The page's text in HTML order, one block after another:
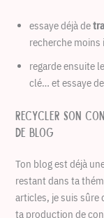
essaye déjà de
recherche
regarde ensuite
clé… et essaye
Recycler son
de blog
Ton blog est déjà
restant dans ta
articles, je suis sûre
ta production de